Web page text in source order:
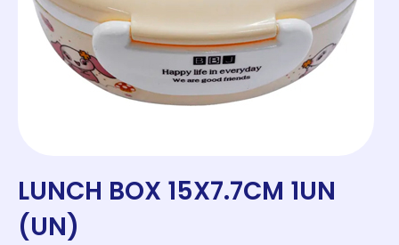
LUNCH BOX 15X7.7CM 1UN
(UN)